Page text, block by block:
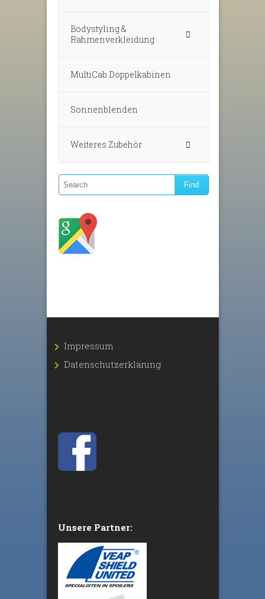
Bodystyling &
Rahmenverkleidung
MultiCab Doppelkabinen
Sonnenblenden
Weiteres Zubehör
Impressum
Datenschutz­erklärung
Unsere Partner: